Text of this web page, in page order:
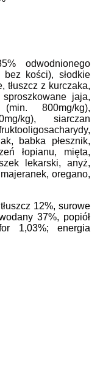
odwodnionego
kości), słodkie
tłuszcz z kurczaka,
jaja,
800mg/kg),
kg), siarczan
babka płesznik,
łopianu, mięta,
lekarski, anyż,
oregano,
12%, surowe
37%, popiół
1,03%; energia